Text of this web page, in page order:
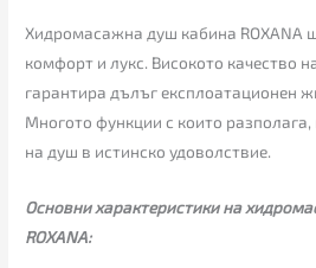
Хидромасажна душ кабина ROXANA
комфорт и лукс. Високото качество
гарантира дълъг експлоатационен
Многото функции с които
на душ в истинско удоволствие.
Основни характеристики на
ROXANA: